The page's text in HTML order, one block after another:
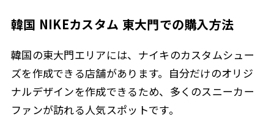
韓国 NIKEカスタム 東大門での購入方法
韓国の東大門エリアには、ナイキのカスタムシュー
ズを作成できる店舗があります。自分だけのオリジ
ナルデザインを作成できるため、多くのスニーカー
ファンが訪れる人気スポットです。